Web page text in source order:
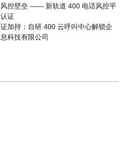
风控壁垒 —— 新轨道 400 电话风控平
证
加持：自研 400 云呼叫中心解锁企
科技有限公司